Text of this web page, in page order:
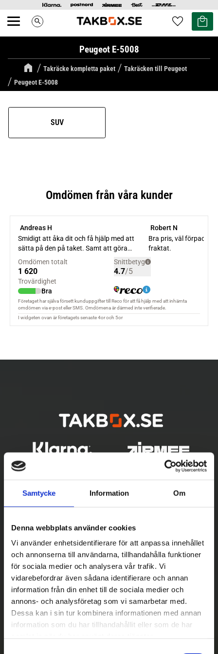
Samtycke Information Om
Denna webbplats använder cookies
Vi använder enhetsidentifierare för att anpassa innehållet
och annonserna till användarna, tillhandahålla funktioner
för sociala medier och analysera vår trafik. Vi
vidarebefordrar även sådana identifierare och annan
information från din enhet till de sociala medier och
annons- och analysföretag som vi samarbetar med.
Dessa kan i sin tur kombinera informationen med annan
information som du har tillhandahållit eller som de har
Meny search Favoriter
Kundvagn
Peugeot E-5008
Takräcke kompletta paket
Takräcken till Peugeot
Peugeot E-5008
SUV
Betala säkert
|| Välj ||
Snabba leveranser
||
Eller ||
Hämta på lagret med/utan montering